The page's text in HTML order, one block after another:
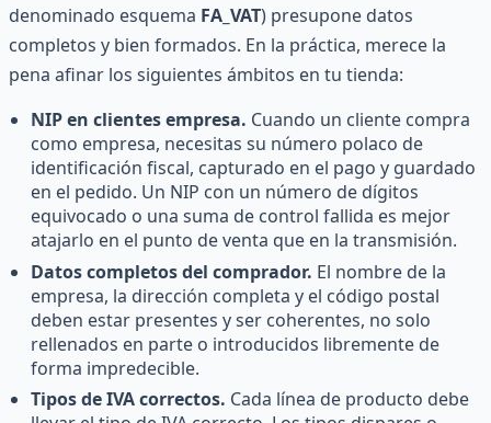
denominado esquema FA_VAT) presupone datos
completos y bien formados. En la práctica, merece la
pena afinar los siguientes ámbitos en tu tienda:
NIP en clientes empresa. Cuando un cliente compra
como empresa, necesitas su número polaco de
identificación fiscal, capturado en el pago y guardado
en el pedido. Un NIP con un número de dígitos
equivocado o una suma de control fallida es mejor
atajarlo en el punto de venta que en la transmisión.
Datos completos del comprador. El nombre de la
empresa, la dirección completa y el código postal
deben estar presentes y ser coherentes, no solo
rellenados en parte o introducidos libremente de
forma impredecible.
Tipos de IVA correctos. Cada línea de producto debe